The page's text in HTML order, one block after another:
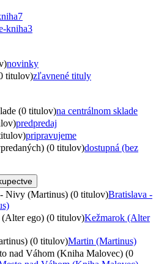
7
kniha3
novinky
titulov)zľavnené tituly
(0 titulov)na centrálnom sklade
predpredaj
pripravujeme
(0 titulov)dostupná (bez
Nivy (Martinus) (0 titulov)Bratislava -
ego) (0 titulov)Kežmarok (Alter
(0 titulov)Martin (Martinus)
nad Váhom (Kniha Malovec) (0